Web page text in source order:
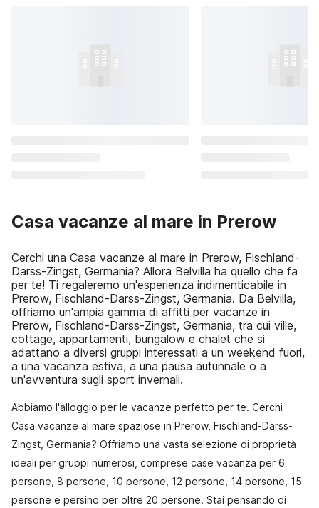
Casa vacanze al mare in Prerow
Cerchi una Casa vacanze al mare in Prerow, Fischland-
Darss-Zingst, Germania? Allora Belvilla ha quello che fa
per te! Ti regaleremo un'esperienza indimenticabile in
Prerow, Fischland-Darss-Zingst, Germania. Da Belvilla,
offriamo un'ampia gamma di affitti per vacanze in
Prerow, Fischland-Darss-Zingst, Germania, tra cui ville,
cottage, appartamenti, bungalow e chalet che si
adattano a diversi gruppi interessati a un weekend fuori,
a una vacanza estiva, a una pausa autunnale o a
un'avventura sugli sport invernali.
Abbiamo l'alloggio per le vacanze perfetto per te. Cerchi
Casa vacanze al mare spaziose in Prerow, Fischland-Darss-
Zingst, Germania? Offriamo una vasta selezione di proprietà
ideali per gruppi numerosi, comprese case vacanza per 6
persone, 8 persone, 10 persone, 12 persone, 14 persone, 15
persone e persino per oltre 20 persone. Stai pensando di